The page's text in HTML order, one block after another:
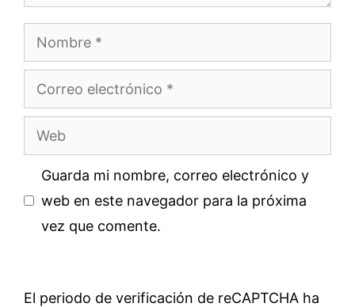
Nombre
Correo
electrónico
Web
Guarda mi nombre, correo electrónico y
web en este navegador para la próxima
vez que comente.
El periodo de verificación de reCAPTCHA ha